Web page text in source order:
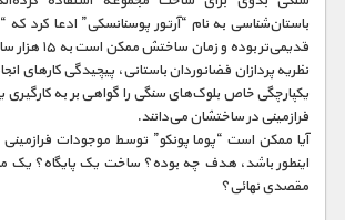
باستان‌شناسی به نام “آرتور پوسنانسکی” ادعا کرد که
قدیمی‌تر بوده و
نظریه پردازان فضانوردان باستانی، پیچیدگی کارهای
یکپارچگی خاص بلوک‌های سنگی را گواهی بر به
فرازمینی در ساختشان می‌دانند.
آیا ممکن است “پوما پونکو” توسط موجودات
اینطور باشد، هدف چه بوده؟ ساخت یک پایگاه؟ یک
مقصدی نهائی؟